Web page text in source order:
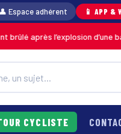
Espace adhérent 📱 APP &
d’une balle antistress
CYCLISTE